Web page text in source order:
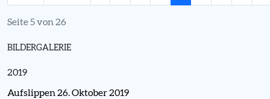
Seite 5 von 26
BILDERGALERIE
2019
Aufslippen 26. Oktober 2019